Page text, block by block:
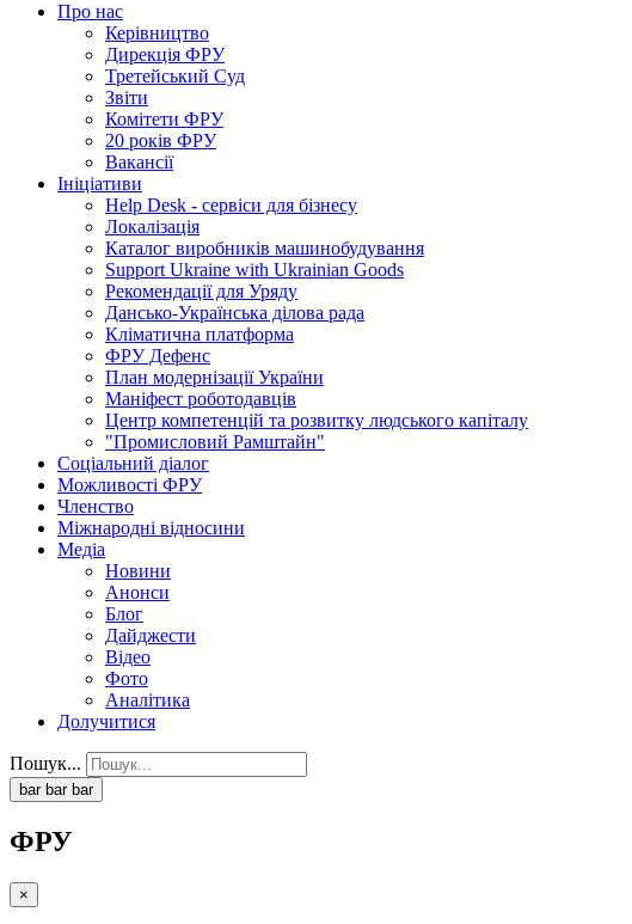
Про нас
Керівництво
Дирекція ФРУ
Третейський Суд
Звіти
Комітети ФРУ
20 років ФРУ
Вакансії
Ініціативи
Help Desk - сервіси для бізнесу
Локалізація
Каталог виробників машинобудування
Support Ukraine with Ukrainian Goods
Рекомендації для Уряду
Дансько-Українська ділова рада
Кліматична платформа
ФРУ Дефенс
План модернізації України
Маніфест роботодавців
Центр компетенцій та розвитку людського капіталу
"Промисловий Рамштайн"
Соціальний діалог
Можливості ФРУ
Членство
Міжнародні відносини
Медіа
Новини
Анонси
Блог
Дайджести
Відео
Фото
Аналітика
Долучитися
Пошук...
bar bar bar
ФРУ
×